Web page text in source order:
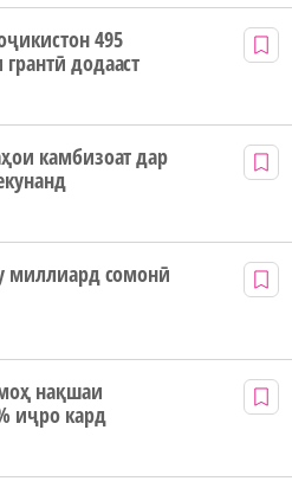
495
додааст
камбизоат дар
миллиард сомонӣ
нақшаи
иҷро кард